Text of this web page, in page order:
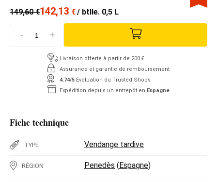
149,60€142,13 €/ btlle. 0,5 L
- +
Livraison offerte à partir de 200 €
Assurance et garantie de remboursement
4.74/5 Évaluation du Trusted Shops
Expédition depuis un entrepôt en Espagne
Fiche technique
TYPE Vendange tardive
RÉGION Penedès (Espagne)